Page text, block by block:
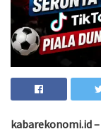
kabarekonomi.id –